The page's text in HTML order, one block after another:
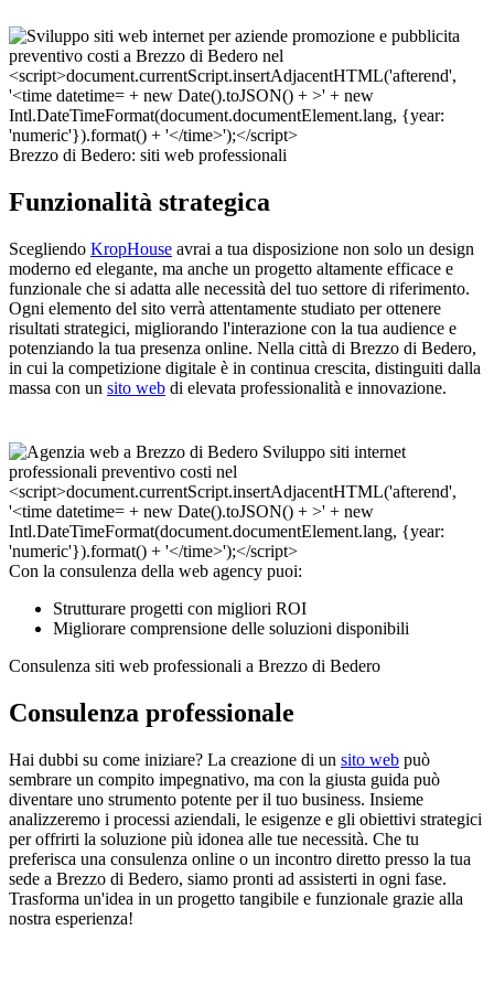
Brezzo di Bedero: siti web professionali
Funzionalità strategica
Scegliendo KropHouse avrai a tua disposizione non solo un design
moderno ed elegante, ma anche un progetto altamente efficace e
funzionale che si adatta alle necessità del tuo settore di riferimento.
Ogni elemento del sito verrà attentamente studiato per ottenere
risultati strategici, migliorando l'interazione con la tua audience e
potenziando la tua presenza online. Nella città di Brezzo di Bedero,
in cui la competizione digitale è in continua crescita, distinguiti dalla
massa con un sito web di elevata professionalità e innovazione.
Con la consulenza della web agency puoi:
Strutturare progetti con migliori ROI
Migliorare comprensione delle soluzioni disponibili
Consulenza siti web professionali a Brezzo di Bedero
Consulenza professionale
Hai dubbi su come iniziare? La creazione di un sito web può
sembrare un compito impegnativo, ma con la giusta guida può
diventare uno strumento potente per il tuo business. Insieme
analizzeremo i processi aziendali, le esigenze e gli obiettivi strategici
per offrirti la soluzione più idonea alle tue necessità. Che tu
preferisca una consulenza online o un incontro diretto presso la tua
sede a Brezzo di Bedero, siamo pronti ad assisterti in ogni fase.
Trasforma un'idea in un progetto tangibile e funzionale grazie alla
nostra esperienza!